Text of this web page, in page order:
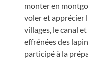
monter en
voler et apprécier
villages, le canal
effrénées des
participé à la